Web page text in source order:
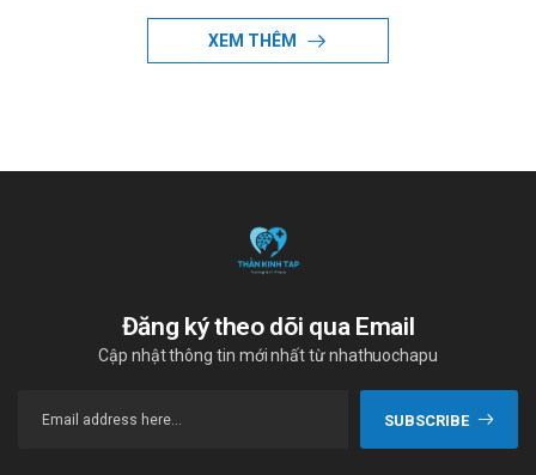
XEM THÊM
Đăng ký theo dõi qua Email
Cập nhật thông tin mới nhất từ nhathuochapu
SUBSCRIBE